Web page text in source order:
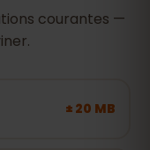
courantes —
± 20 MB